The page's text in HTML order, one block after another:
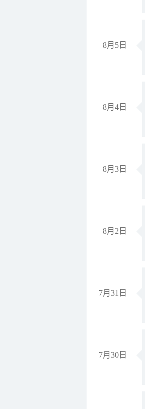
8月5日
8月4日
8月3日
8月2日
7月31日
7月30日